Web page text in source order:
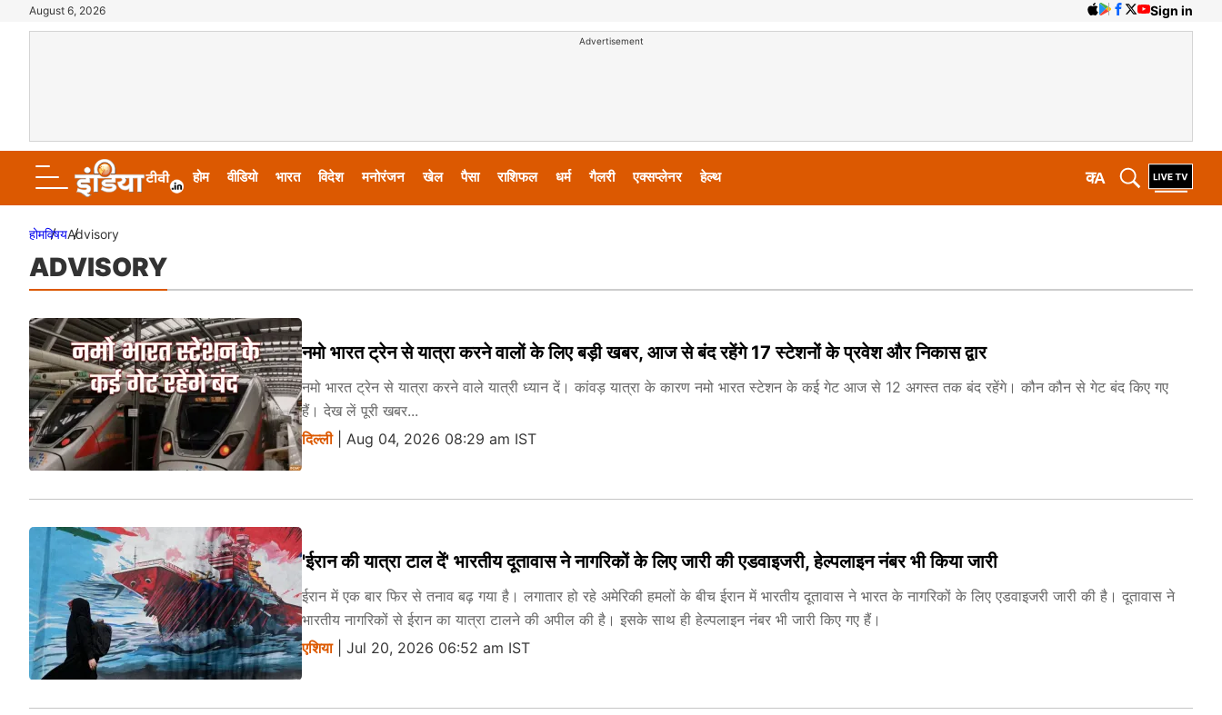
August 6, 2026 Sign in
Advertisement
होम वीडियो भारत विदेश मनोरंजन खेल पैसा राशिफल धर्म गैलरी एक्सप्लेनर हेल्थ A
क
होमविषयAdvisory
ADVISORY
नमो भारत ट्रेन से यात्रा करने वालों के लिए बड़ी खबर, आज से बंद रहेंगे 17 स्टेशनों के प्रवेश और निकास द्वार
नमो भारत ट्रेन से यात्रा करने वाले यात्री ध्यान दें। कांवड़ यात्रा के कारण नमो भारत स्टेशन के कई गेट आज से 12 अगस्त तक बंद रहेंगे। कौन कौन से गेट बंद किए गए
हैं। देख लें पूरी खबर...
दिल्ली| Aug 04, 2026 08:29 am IST
'ईरान की यात्रा टाल दें' भारतीय दूतावास ने नागरिकों के लिए जारी की एडवाइजरी, हेल्पलाइन नंबर भी किया जारी
ईरान में एक बार फिर से तनाव बढ़ गया है। लगातार हो रहे अमेरिकी हमलों के बीच ईरान में भारतीय दूतावास ने भारत के नागरिकों के लिए एडवाइजरी जारी की है। दूतावास ने
भारतीय नागरिकों से ईरान का यात्रा टालने की अपील की है। इसके साथ ही हेल्पलाइन नंबर भी जारी किए गए हैं।
एशिया| Jul 20, 2026 06:52 am IST